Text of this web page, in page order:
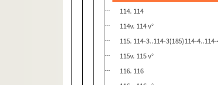
114. 114
114v. 114 v°
115. 114-3..114-3(185)114-
115v. 115 v°
116. 116